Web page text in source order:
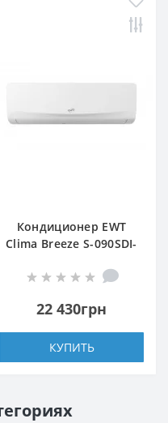
Кондиционер EWT
Clima Breeze S-090SDI-
22 430грн
КУПИТЬ